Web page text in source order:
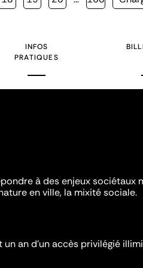
INFOS
PRATIQUES
à des enjeux sociétaux
en ville, la mixité sociale.
an d’un accès privilégié